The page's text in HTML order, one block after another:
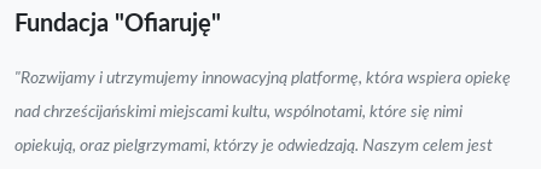
Fundacja "Ofiaruję"
"Rozwijamy i utrzymujemy innowacyjną platformę, która wspiera opiekę
nad chrześcijańskimi miejscami kultu, wspólnotami, które się nimi
opiekują, oraz pielgrzymami, którzy je odwiedzają. Naszym celem jest